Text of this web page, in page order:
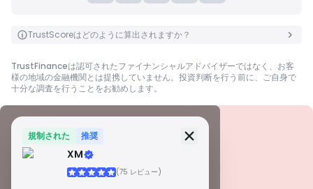
TrustScoreはどのように算出されますか？
TrustFinanceは認可されたファイナンシャルアドバイザーではなく、お客
様の地域の金融機関とは提携していません。投資判断を行う前に、ご自身で
十分な調査を行うことをお勧めします。
規制された 推奨
XM
(75 レビュー)
セキュリティ情報
世界的に有名な規制当局によって発行されたこれらのライセンスは、厳格な